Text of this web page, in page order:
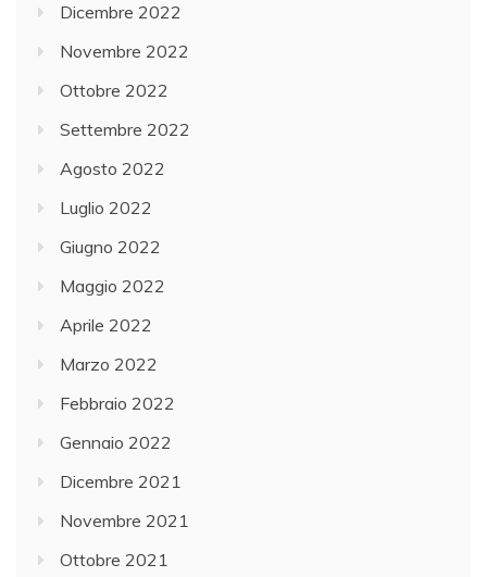
Dicembre 2022
Novembre 2022
Ottobre 2022
Settembre 2022
Agosto 2022
Luglio 2022
Giugno 2022
Maggio 2022
Aprile 2022
Marzo 2022
Febbraio 2022
Gennaio 2022
Dicembre 2021
Novembre 2021
Ottobre 2021